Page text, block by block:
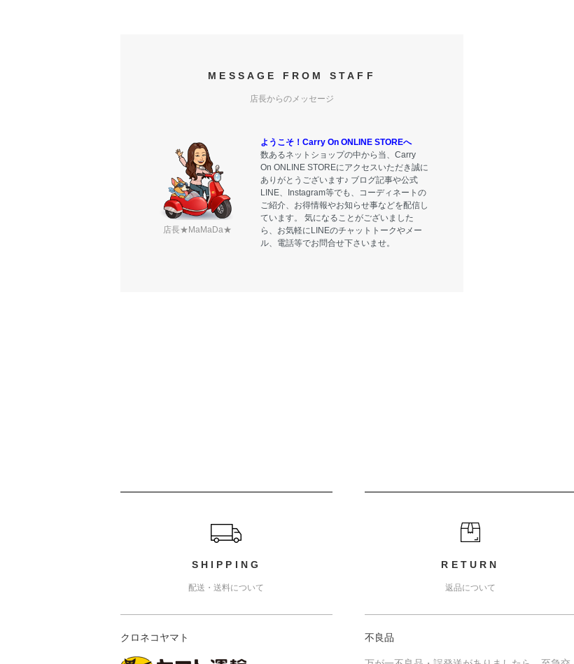
MESSAGE FROM STAFF
店長からのメッセージ
店長★MaMaDa★
ようこそ！Carry On ONLINE STOREへ
数あるネットショップの中から当、Carry
On ONLINE STOREにアクセスいただき誠に
ありがとうございます♪ ブログ記事や公式
LINE、Instagram等でも、コーディネートの
ご紹介、お得情報やお知らせ事などを配信し
ています。 気になることがございました
ら、お気軽にLINEのチャットトークやメー
ル、電話等でお問合せ下さいませ。
ショッピングガイド
SHIPPING
配送・送料について
クロネコヤマト
RETURN
返品について
不良品